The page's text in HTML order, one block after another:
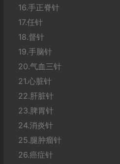
16.手正脊针
17.任针
18.督针
19.手脑针
20.气血三针
21.心脏针
22.肝脏针
23.脾胃针
24.消炎针
25.腿肿瘤针
26.癌症针